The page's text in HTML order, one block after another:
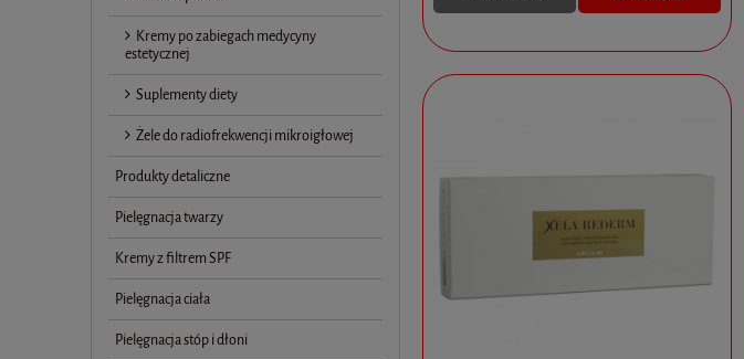
Kremy po zabiegach medycyny
estetycznej
Suplementy diety
Żele do radiofrekwencji mikroigłowej
Produkty detaliczne
Pielęgnacja twarzy
Kremy z filtrem SPF
Pielęgnacja ciała
Pielęgnacja stóp i dłoni